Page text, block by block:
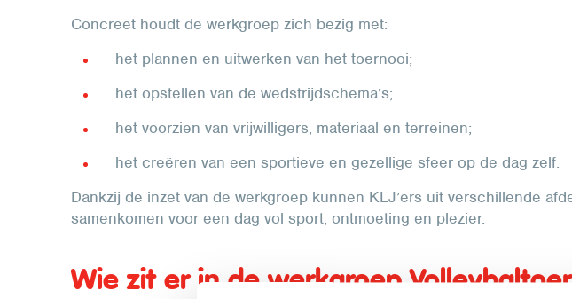
Concreet houdt de werkgroep zich bezig met:
het plannen en uitwerken van het toernooi;
het opstellen van de wedstrijdschema’s;
het voorzien van vrijwilligers, materiaal en terreinen;
het creëren van een sportieve en gezellige sfeer op de dag zelf.
Dankzij de inzet van de werkgroep kunnen KLJ’ers uit verschillende
samenkomen voor een dag vol sport, ontmoeting en plezier.
Wie zit er in de werkgroep